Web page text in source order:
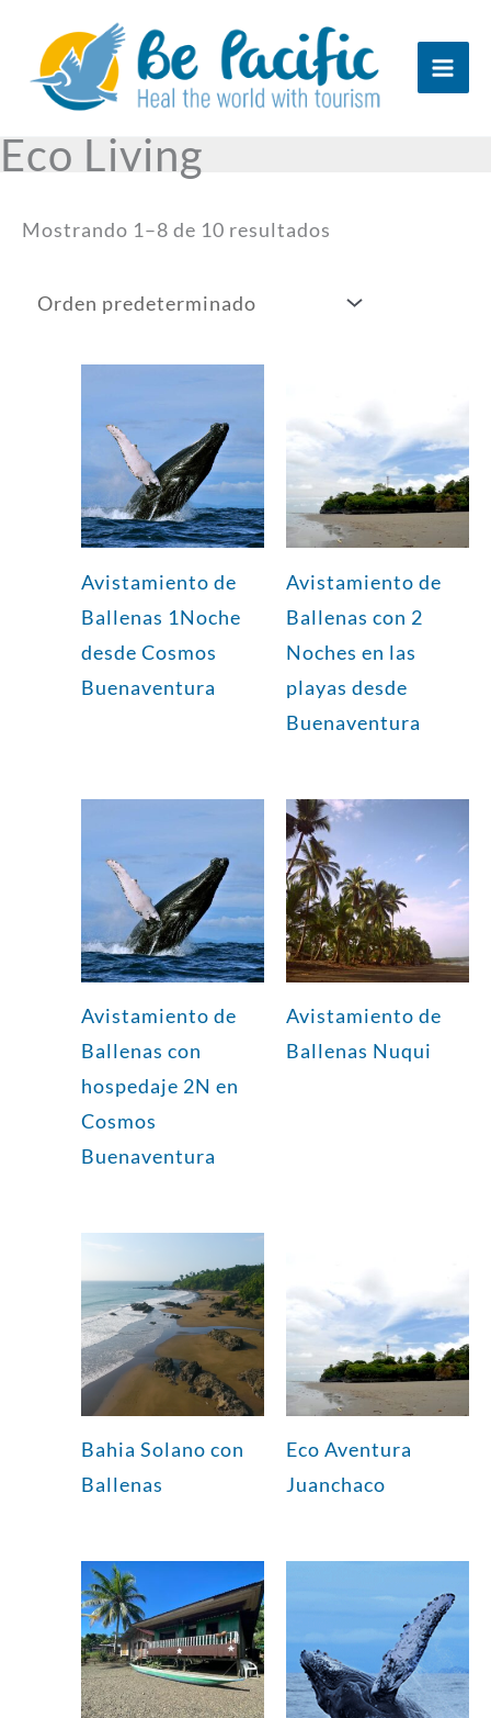
contenido
Eco Living
Mostrando 1–8 de 10 resultados
Avistamiento de
Ballenas 1Noche
desde Cosmos
Buenaventura
Avistamiento de
Ballenas con 2
Noches en las
playas desde
Buenaventura
Avistamiento de
Ballenas con
hospedaje 2N en
Cosmos
Buenaventura
Avistamiento de
Ballenas Nuqui
Bahia Solano con
Ballenas
Eco Aventura
Juanchaco